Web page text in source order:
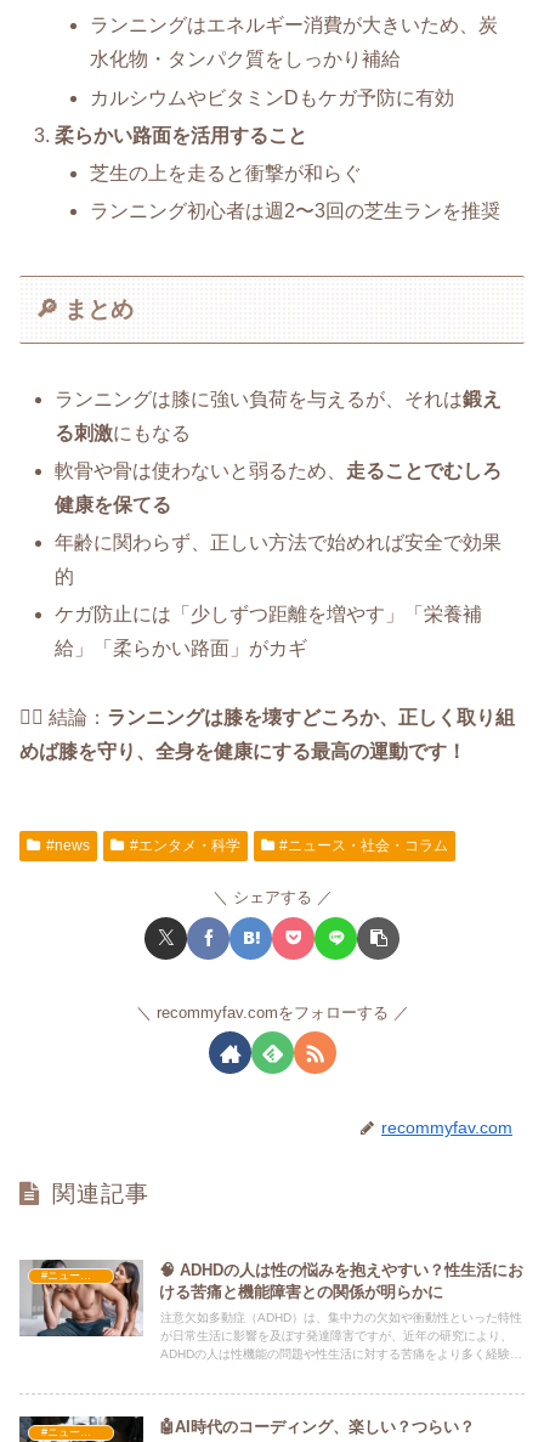
ランニングはエネルギー消費が大きいため、炭
水化物・タンパク質をしっかり補給
カルシウムやビタミンDもケガ予防に有効
柔らかい路面を活用すること
芝生の上を走ると衝撃が和らぐ
ランニング初心者は週2〜3回の芝生ランを推奨
🔎 まとめ
ランニングは膝に強い負荷を与えるが、それは鍛え
る刺激にもなる
軟骨や骨は使わないと弱るため、 走ることでむしろ
健康を保てる
年齢に関わらず、正しい方法で始めれば安全で効果
的
ケガ防止には「少しずつ距離を増やす」「栄養補
給」「柔らかい路面」がカギ
🏃‍♀️ 結論： ランニングは膝を壊すどころか、正しく取り組
めば膝を守り、全身を健康にする最高の運動です！
#news #エンタメ・科学 #ニュース・社会・コラム
シェアする
recommyfav.comをフォローする
recommyfav.com
関連記事
#ニュース・社会・コラム
🧠 ADHDの人は性の悩みを抱えやすい？性生活にお
ける苦痛と機能障害との関係が明らかに
注意欠如多動症（ADHD）は、集中力の欠如や衝動性といった特性
が日常生活に影響を及ぼす発達障害ですが、近年の研究により、
ADHDの人は性機能の問題や性生活に対する苦痛をより多く経験し
🤖AI時代のコーディング、楽しい？つらい？